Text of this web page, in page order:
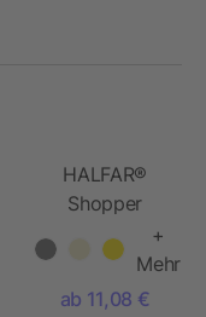
HALFAR®
Shopper
SOFTBASKET
+
Mehr
ab 11,08 €